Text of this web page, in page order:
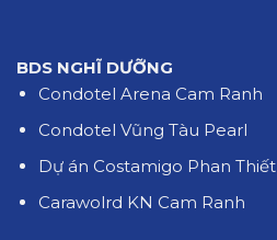
BDS NGHĨ DƯỠNG
Condotel Arena Cam Ranh
Condotel Vũng Tàu Pearl
Dự án Costamigo Phan Thiết
Carawolrd KN Cam Ranh